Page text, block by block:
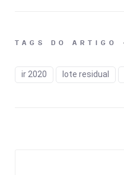
TAGS DO ARTIGO
ir 2020 lote residual